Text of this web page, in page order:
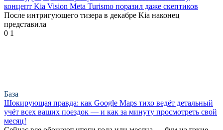
концепт Kia Vision Meta Turismo поразил даже скептиков
После интригующего тизера в декабре Kia наконец
представила
0 1
База
Шокирующая правда: как Google Maps тихо ведёт детальный
учёт всех ваших поездок — и как за минуту просмотреть свой
месяц!